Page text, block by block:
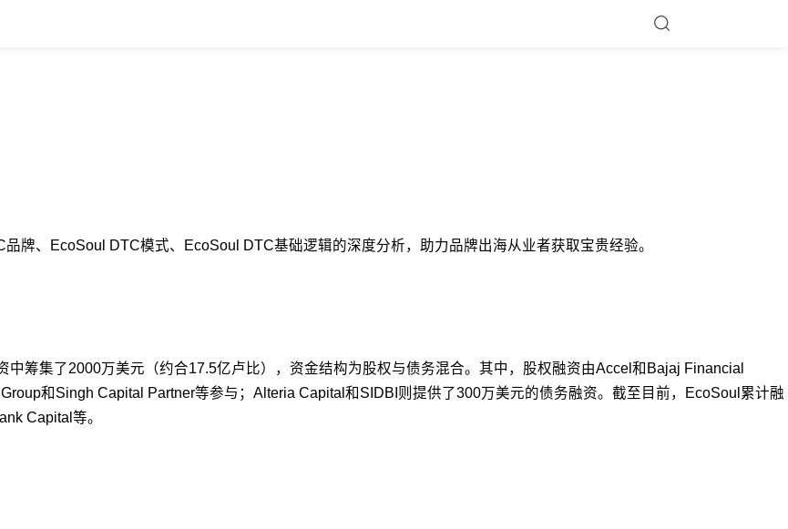
牌、EcoSoul DTC模式、EcoSoul DTC基础逻辑的深度分析，助力品牌出海从业者获取宝贵经验。
筹集了2000万美元（约合17.5亿卢比），资金结构为股权与债务混合。其中，股权融资由Accel和Bajaj Financial
和Singh Capital Partner等参与；Alteria Capital和SIDBI则提供了300万美元的债务融资。截至目前，EcoSoul累计融
Capital等。